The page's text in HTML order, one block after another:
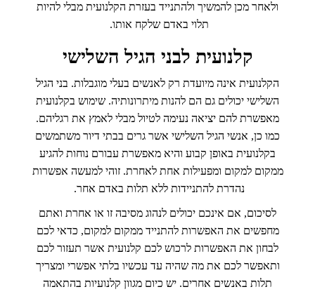
ולאחר מכן להמשיך ולהתנייד בעזרת הקלנועית מבלי להיות
תלוי באדם שלקח אותו.
קלנועית לבני הגיל השלישי
הקלנועית אינה מיועדת רק לאנשים בעלי מוגבלות. בני הגיל
השלישי יכולים גם הם להנות מיתרונותיה. שימוש בקלנועית
מאפשרת להם יציאה נעימה לטיול מבלי לאמץ את רגליהם.
כמו כן, אנשי הגיל השלישי אשר גרים בבתי דיור משתמשים
בקלנועית באופן קבוע והיא מאפשרת עבורם נוחות להגיע
ממקום למקום ומפעילות אחת לאחרת. זוהי למעשה אפשרות
נהדרת להתניידות ללא תלות באדם אחר.
לסיכום, אם אינכם יכולים לנהוג מסיבה זו או אחרת ואתם
מחפשים את האפשרות להתנייד ממקום למקום, כדאי לכם
לבחון את האפשרות לרכוש לכם קלנועית אשר תעזור לכם
ותאפשר לכם את מה שהיה עד עכשיו בלתי אפשרי ומצריך
תלות באנשים אחרים. יש כיום מגוון קלנועיות בהתאמה